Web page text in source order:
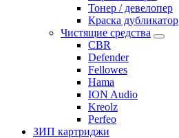
Тонер / девелопер
Краска дубликатор
Чистящие средства
CBR
Defender
Fellowes
Hama
ION Audio
Kreolz
Perfeo
ЗИП картриджи